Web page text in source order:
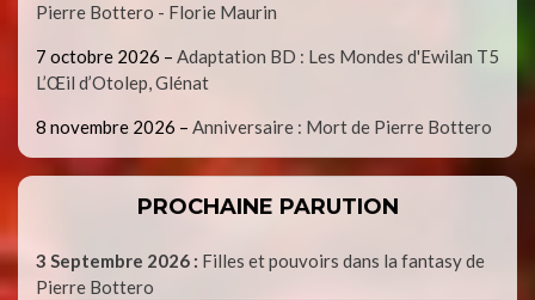
Pierre Bottero - Florie Maurin
7 octobre 2026 – Adaptation BD : Les Mondes d'Ewilan T5
L’Œil d’Otolep, Glénat
8 novembre 2026 – Anniversaire : Mort de Pierre Bottero
PROCHAINE PARUTION
3 Septembre 2026 : Filles et pouvoirs dans la fantasy de
Pierre Bottero